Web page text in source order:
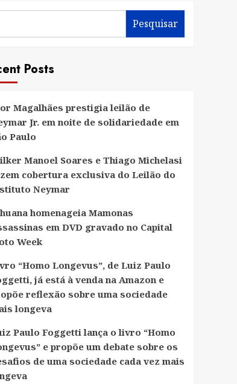
Pesquisar
Posts
Magalhães prestigia leilão de
Jr. em noite de solidariedade em
Paulo
Manoel Soares e Thiago Michelasi
cobertura exclusiva do Leilão do
Neymar
homenageia Mamonas
em DVD gravado no Capital
Week
“Homo Longevus”, de Luiz Paulo
já está à venda na Amazon e
reflexão sobre uma sociedade
longeva
Paulo Foggetti lança o livro “Homo
e propõe um debate sobre os
de uma sociedade cada vez mais